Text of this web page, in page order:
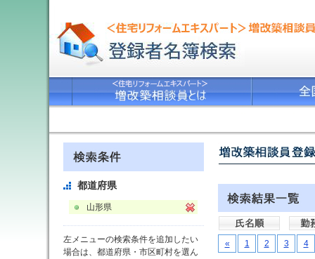
都道府県
山形県
左メニューの検索条件を追加したい
場合は、都道府県・市区町村を選ん
« 1 2 3 4